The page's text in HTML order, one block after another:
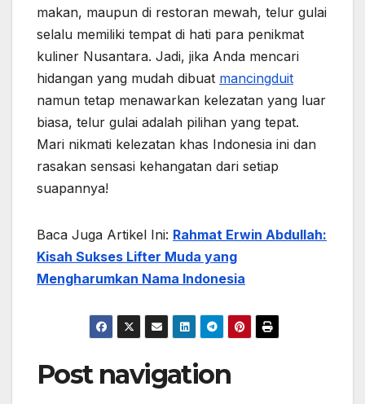
makan, maupun di restoran mewah, telur gulai
selalu memiliki tempat di hati para penikmat
kuliner Nusantara. Jadi, jika Anda mencari
hidangan yang mudah dibuat mancingduit
namun tetap menawarkan kelezatan yang luar
biasa, telur gulai adalah pilihan yang tepat.
Mari nikmati kelezatan khas Indonesia ini dan
rasakan sensasi kehangatan dari setiap
suapannya!
Baca Juga Artikel Ini: Rahmat Erwin Abdullah:
Kisah Sukses Lifter Muda yang
Mengharumkan Nama Indonesia
Post navigation